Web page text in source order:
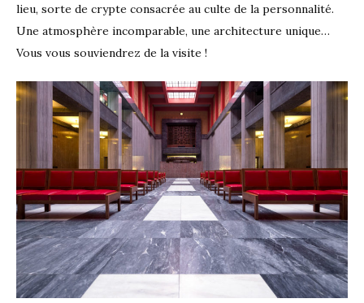
lieu, sorte de crypte consacrée au culte de la personnalité.
Une atmosphère incomparable, une architecture unique…
Vous vous souviendrez de la visite !